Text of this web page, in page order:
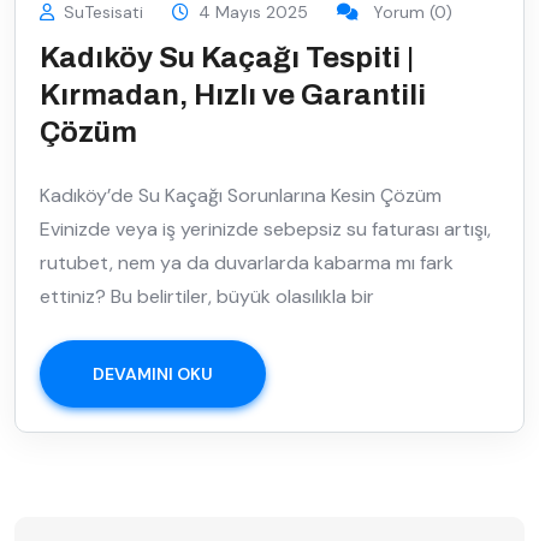
SuTesisati 4 Mayıs 2025 Yorum (0)
Kadıköy Su Kaçağı Tespiti |
Kırmadan, Hızlı ve Garantili
Çözüm
Kadıköy’de Su Kaçağı Sorunlarına Kesin Çözüm
Evinizde veya iş yerinizde sebepsiz su faturası artışı,
rutubet, nem ya da duvarlarda kabarma mı fark
ettiniz? Bu belirtiler, büyük olasılıkla bir
DEVAMINI OKU